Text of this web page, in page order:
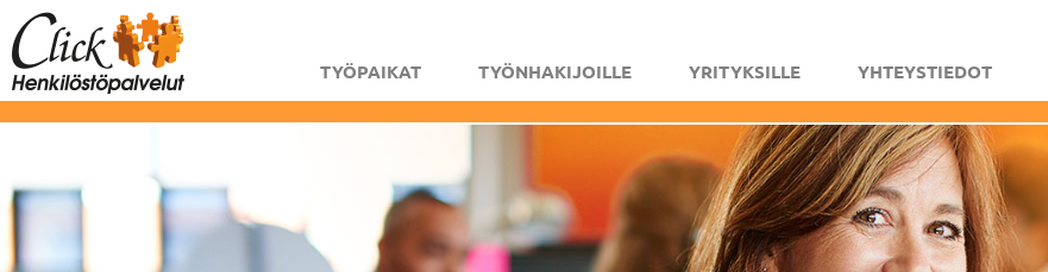
TYÖPAIKAT TYÖNHAKIJOILLE YRITYKSILLE YHTEYSTIEDOT